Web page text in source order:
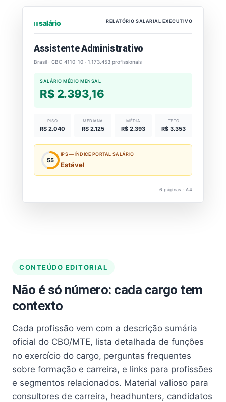
⏐⏐⏐ salário RELATÓRIO SALARIAL EXECUTIVO
Assistente Administrativo
Brasil · CBO 4110-10 · 1.173.453 profissionais
SALÁRIO MÉDIO MENSAL
R$ 2.393,16
PISO
R$ 2.040
MEDIANA
R$ 2.125
MÉDIA
R$ 2.393
TETO
R$ 3.353
55
IPS — ÍNDICE PORTAL SALÁRIO
Estável
6 páginas · A4
CONTEÚDO EDITORIAL
Não é só número: cada cargo tem
contexto
Cada profissão vem com a descrição sumária
oficial do CBO/MTE, lista detalhada de funções
no exercício do cargo, perguntas frequentes
sobre formação e carreira, e links para profissões
e segmentos relacionados. Material valioso para
consultores de carreira, headhunters, candidatos